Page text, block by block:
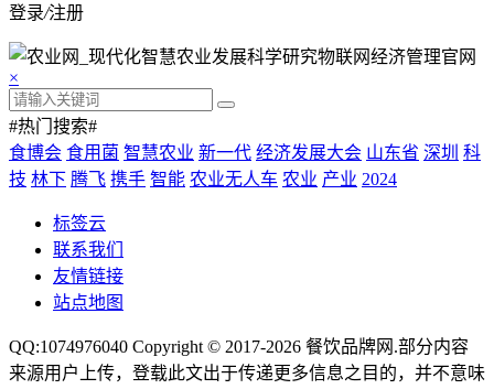
登录/注册
×
#热门搜索#
食博会 食用菌 智慧农业 新一代 经济发展大会 山东省 深圳 科
技 林下 腾飞 携手 智能 农业无人车 农业 产业 2024
标签云
联系我们
友情链接
站点地图
QQ:1074976040 Copyright © 2017-2026 餐饮品牌网 .部分内容
来源用户上传，登载此文出于传递更多信息之目的，并不意味